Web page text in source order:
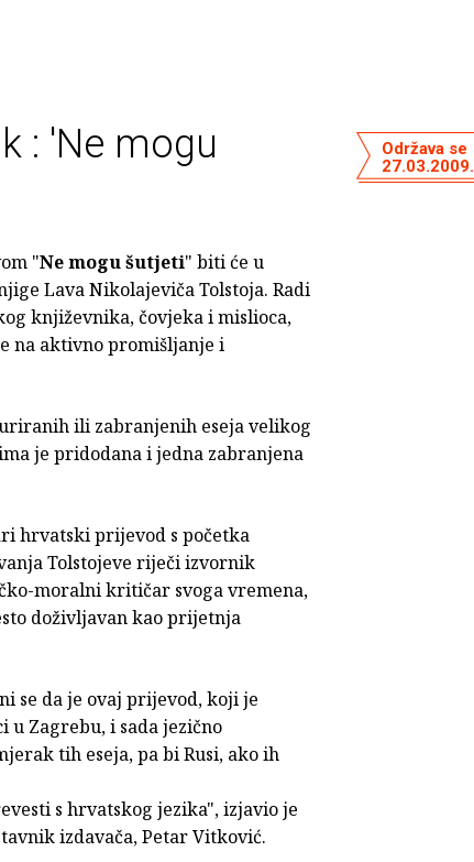
: 'Ne mogu
Održava se
27.03.2009.
"Ne mogu šutjeti" biti će u
Lava Nikolajeviča Tolstoja. Radi
književnika, čovjeka i mislioca,
na aktivno promišljanje i
ili zabranjenih eseja velikog
je pridodana i jedna zabranjena
hrvatski prijevod s početka
Tolstojeve riječi izvornik
moralni kritičar svoga vremena,
doživljavan kao prijetnja
se da je ovaj prijevod, koji je
u Zagrebu, i sada jezično
tih eseja, pa bi Rusi, ako ih
s hrvatskog jezika", izjavio je
izdavača, Petar Vitković.